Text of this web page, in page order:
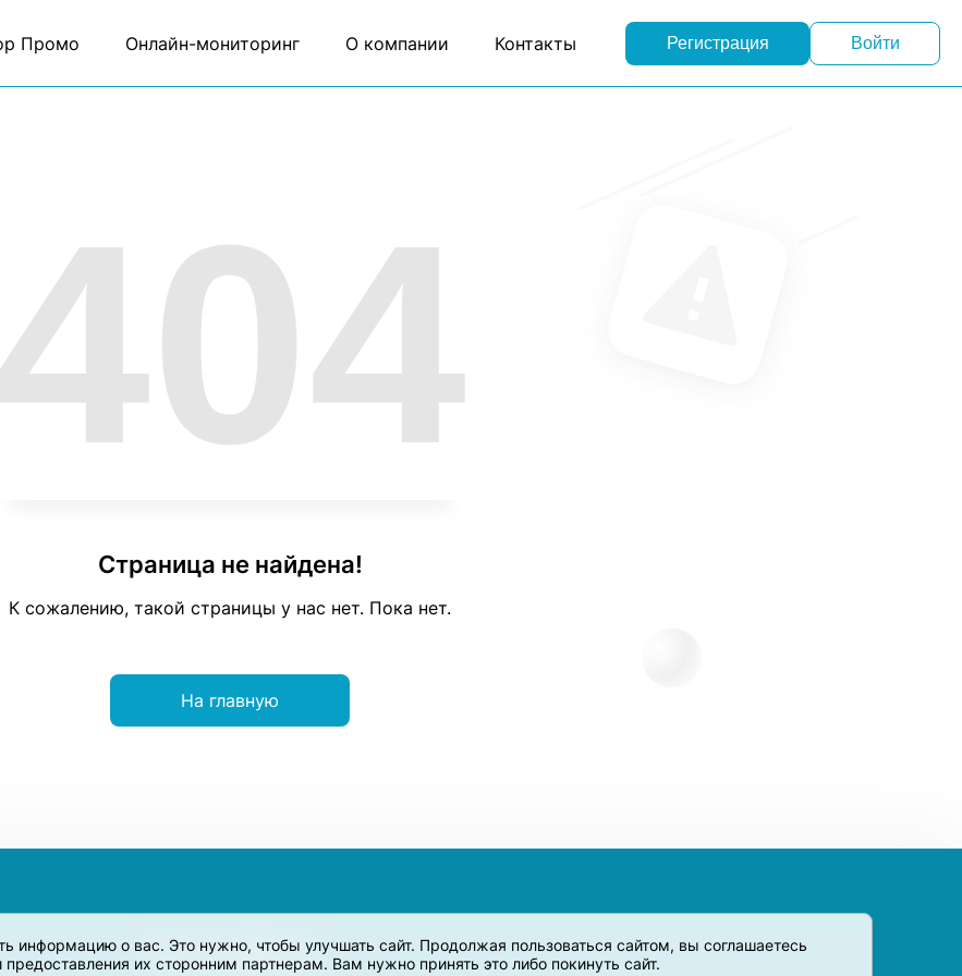
информацию о вас. Это нужно, чтобы улучшать сайт. Продолжая пользоваться сайтом, вы соглашаетесь
их сторонним партнерам. Вам нужно принять это либо покинуть сайт.
Промо Онлайн-мониторинг О компании Контакты Регистрация Войти
Страница не найдена!
К сожалению, такой страницы у нас нет. Пока нет.
На главную